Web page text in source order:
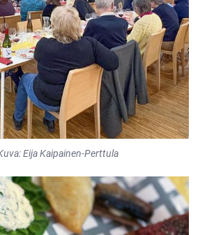
Eija Kaipainen-Perttula